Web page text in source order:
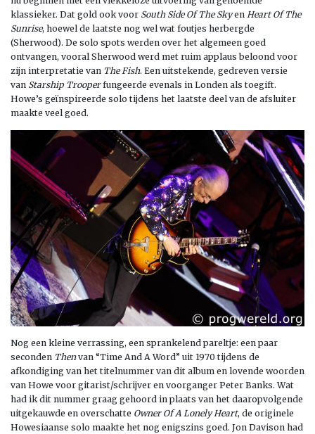
klassieker. Dat gold ook voor South Side Of The Skyen Heart Of The
Sunrise, hoewel de laatste nog wel wat foutjes herbergde
(Sherwood). De solo spots werden over het algemeen goed
ontvangen, vooral Sherwood werd met ruim applaus beloond voor
zijn interpretatie van The Fish. Een uitstekende, gedreven versie
van Starship Trooperfungeerde evenals in Londen als toegift.
Howe’s geïnspireerde solo tijdens het laatste deel van de afsluiter
maakte veel goed.
Nog een kleine verrassing, een sprankelend pareltje: een paar
seconden Thenvan “Time And A Word” uit 1970 tijdens de
afkondiging van het titelnummer van dit album en lovende woorden
van Howe voor gitarist/schrijver en voorganger Peter Banks. Wat
had ik dit nummer graag gehoord in plaats van het daaropvolgende
uitgekauwde en overschatte Owner Of A Lonely Heart, de originele
Howesiaanse solo maakte het nog enigszins goed. Jon Davison had